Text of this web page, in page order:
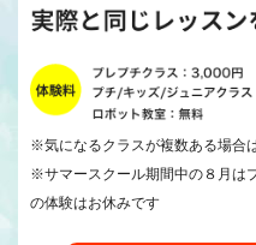
※気になるクラスが複数ある場合
※サマースクール期間中の８月は
の体験はお休みです